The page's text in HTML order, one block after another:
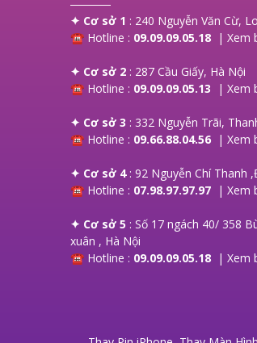
mời bạn tham
✦ Cơ sở 1 : 240 Nguyễn Văn Cừ,
☎ Hotline : 09.09.09.05.18 | Xem
✦ Cơ sở 2 : 287 Cầu Giấy, Hà Nội
☎ Hotline : 09.09.09.05.13 | Xem
✦ Cơ sở 3 : 332 Nguyễn Trãi,
☎ Hotline : 09.66.88.04.56 | Xem
✦ Cơ sở 4: 92 Nguyễn Chí Thanh
☎ Hotline : 07.98.97.97.97 | Xem
✦ Cơ sở 5 : Số 17 ngách 40/ 358
xuân , Hà Nội
☎ Hotline : 09.09.09.05.18 | Xem